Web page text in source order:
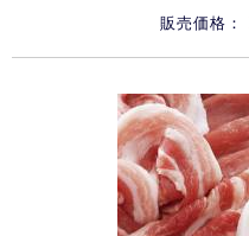
販売価格：